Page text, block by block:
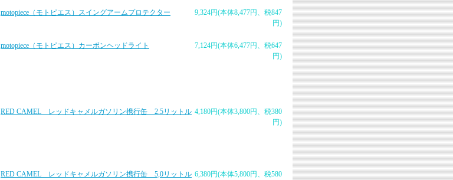
9,324円(本体8,477円、税847
円)
motopiece（モトピエス）スイングアームプロテクター
7,124円(本体6,477円、税647
円)
motopiece（モトピエス）カーボンヘッドライト
4,180円(本体3,800円、税380
円)
RED CAMEL レッドキャメルガソリン携行缶 2.5リットル
6,380円(本体5,800円、税580
RED CAMEL レッドキャメルガソリン携行缶 5,0リットル